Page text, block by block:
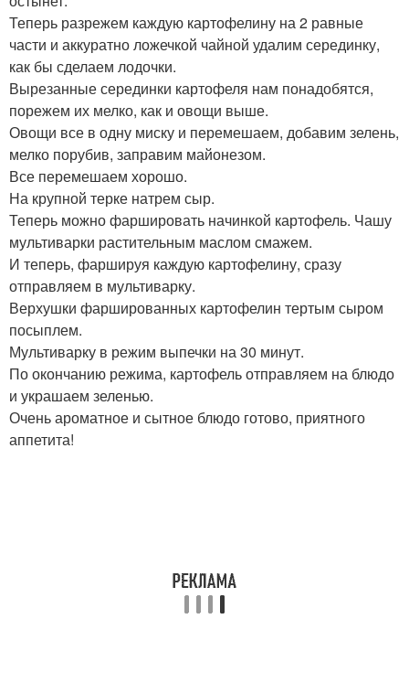
Теперь разрежем каждую картофелину на 2 равные
части и аккуратно ложечкой чайной удалим серединку,
как бы сделаем лодочки.
Вырезанные серединки картофеля нам понадобятся,
порежем их мелко, как и овощи выше.
Овощи все в одну миску и перемешаем, добавим зелень,
мелко порубив, заправим майонезом.
Все перемешаем хорошо.
На крупной терке натрем сыр.
Теперь можно фаршировать начинкой картофель. Чашу
мультиварки растительным маслом смажем.
И теперь, фаршируя каждую картофелину, сразу
отправляем в мультиварку.
Верхушки фаршированных картофелин тертым сыром
посыплем.
Мультиварку в режим выпечки на 30 минут.
По окончанию режима, картофель отправляем на блюдо
и украшаем зеленью.
Очень ароматное и сытное блюдо готово, приятного
аппетита!